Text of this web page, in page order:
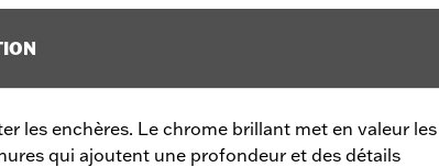
les enchères. Le chrome brillant met en valeur les
qui ajoutent une profondeur et des détails